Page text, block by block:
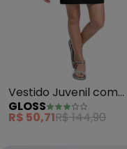
Vestido Juvenil com
Strass (Preto)
GLOSS
R$ 50,71R$ 144,90